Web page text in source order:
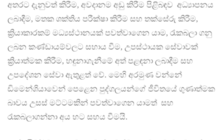
අතරට දැනුවත් කිරීම, අවදානම අඩු කිරීම පිළිබඳව අධ්‍යාපනය
ලබාදීම, මතක ශක්තිය පරීක්ෂා කිරීම සහ තක්සේරු කිරීම,
ක්‍රියාකාරකම් මධ්‍යස්ථානයක් පවත්වාගෙන යාම, රැකබලා ගනු
ලබන කණ්ඩායම්වලට සහාය වීම, උපස්ථායක සේවාවක්
ක්‍රියාත්මක කිරීම, හඳුනාගැනීමේ අත් පළඳනා ලබාදීම සහ
උපදේශන සේවා ඇතුළත් වේ. මෙහි අරමුණ වන්නේ
ඩිමෙන්ශියාවෙන් පෙළෙන පුද්ගලයන්ගේ ජීවිතයේ ගුණාත්මක
බාවය උසස් මට්ටමකින් පවත්වාගෙන යාමත් සහ
රැකබලාගන්නා අය හට සහය වීමයි.